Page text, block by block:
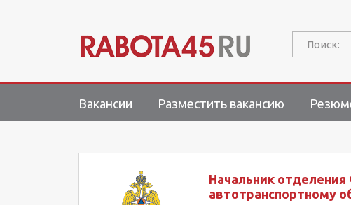
Поиск:
Вакансии Разместить вакансию
Начальник
автотранспортному